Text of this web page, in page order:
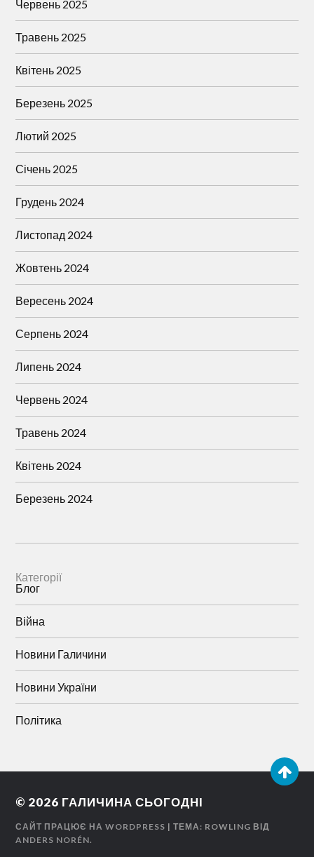
Червень 2025
Травень 2025
Квітень 2025
Березень 2025
Лютий 2025
Січень 2025
Грудень 2024
Листопад 2024
Жовтень 2024
Вересень 2024
Серпень 2024
Липень 2024
Червень 2024
Травень 2024
Квітень 2024
Березень 2024
Категорії
Блог
Війна
Новини Галичини
Новини України
Політика
© 2026 ГАЛИЧИНА СЬОГОДНІ
САЙТ ПРАЦЮЄ НА WORDPRESS | ТЕМА: ROWLING ВІД
ANDERS NORÉN.